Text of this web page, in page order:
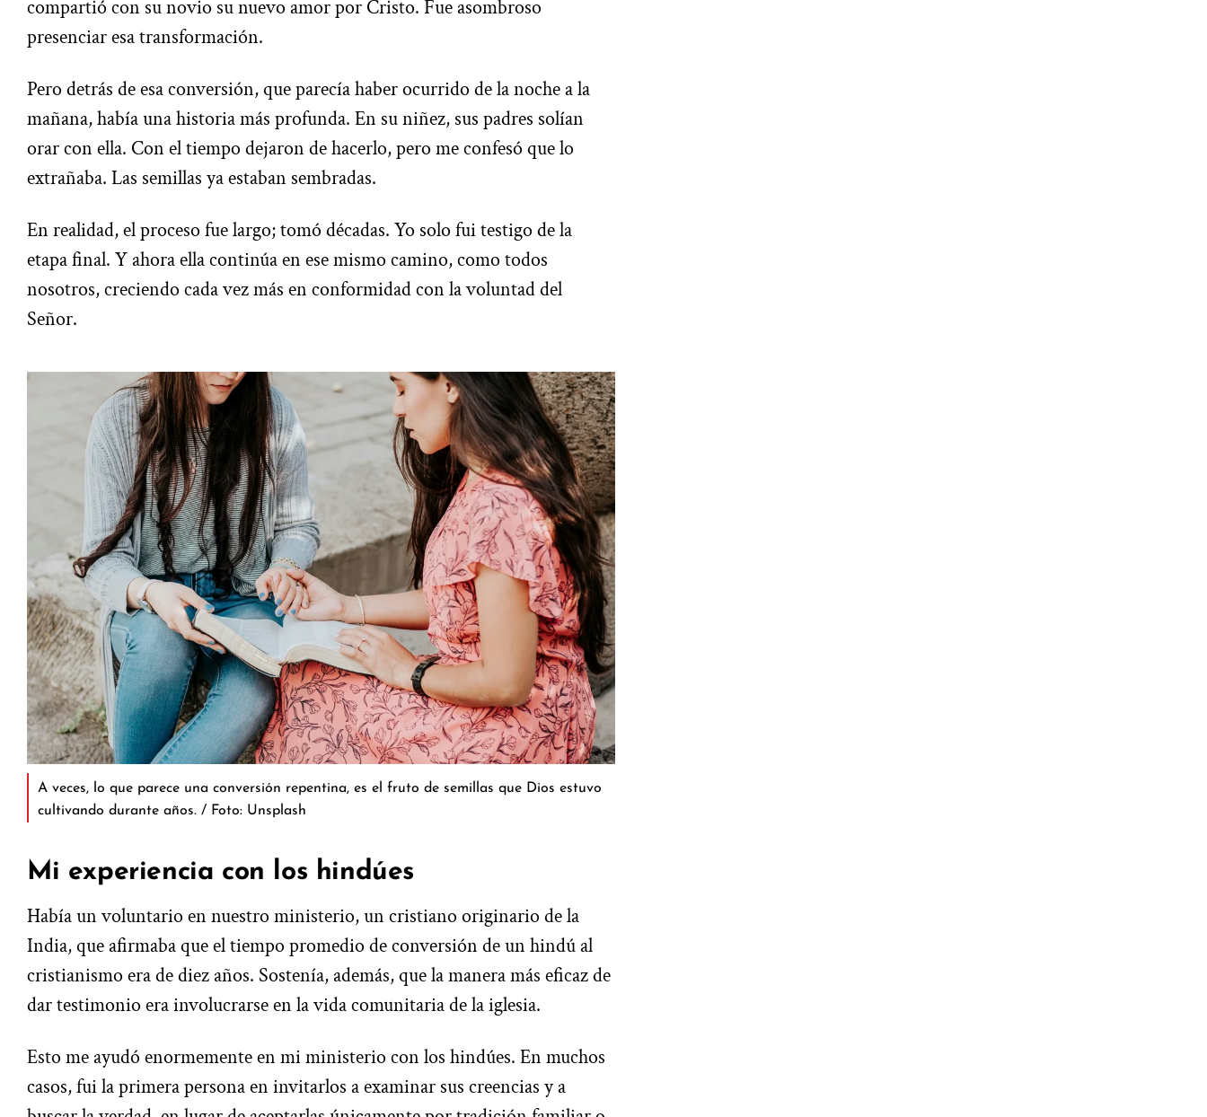
compartió con su novio su nuevo amor por Cristo. Fue asombroso
presenciar esa transformación.
Pero detrás de esa conversión, que parecía haber ocurrido de la noche a la
mañana, había una historia más profunda. En su niñez, sus padres solían
orar con ella. Con el tiempo dejaron de hacerlo, pero me confesó que lo
extrañaba. Las semillas ya estaban sembradas.
En realidad, el proceso fue largo; tomó décadas. Yo solo fui testigo de la
etapa final. Y ahora ella continúa en ese mismo camino, como todos
nosotros, creciendo cada vez más en conformidad con la voluntad del
Señor.
A veces, lo que parece una conversión repentina, es el fruto de semillas que Dios estuvo
cultivando durante años. / Foto: Unsplash
Mi experiencia con los hindúes
Había un voluntario en nuestro ministerio, un cristiano originario de la
India, que afirmaba que el tiempo promedio de conversión de un hindú al
cristianismo era de diez años. Sostenía, además, que la manera más eficaz de
dar testimonio era involucrarse en la vida comunitaria de la iglesia.
Esto me ayudó enormemente en mi ministerio con los hindúes. En muchos
casos, fui la primera persona en invitarlos a examinar sus creencias y a